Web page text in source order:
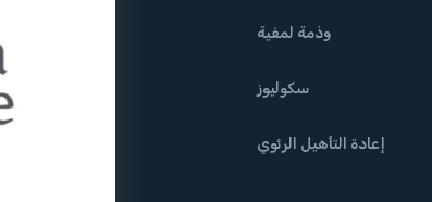
وذمة لمفية
سكوليوز
إعادة التأهيل الرئوي